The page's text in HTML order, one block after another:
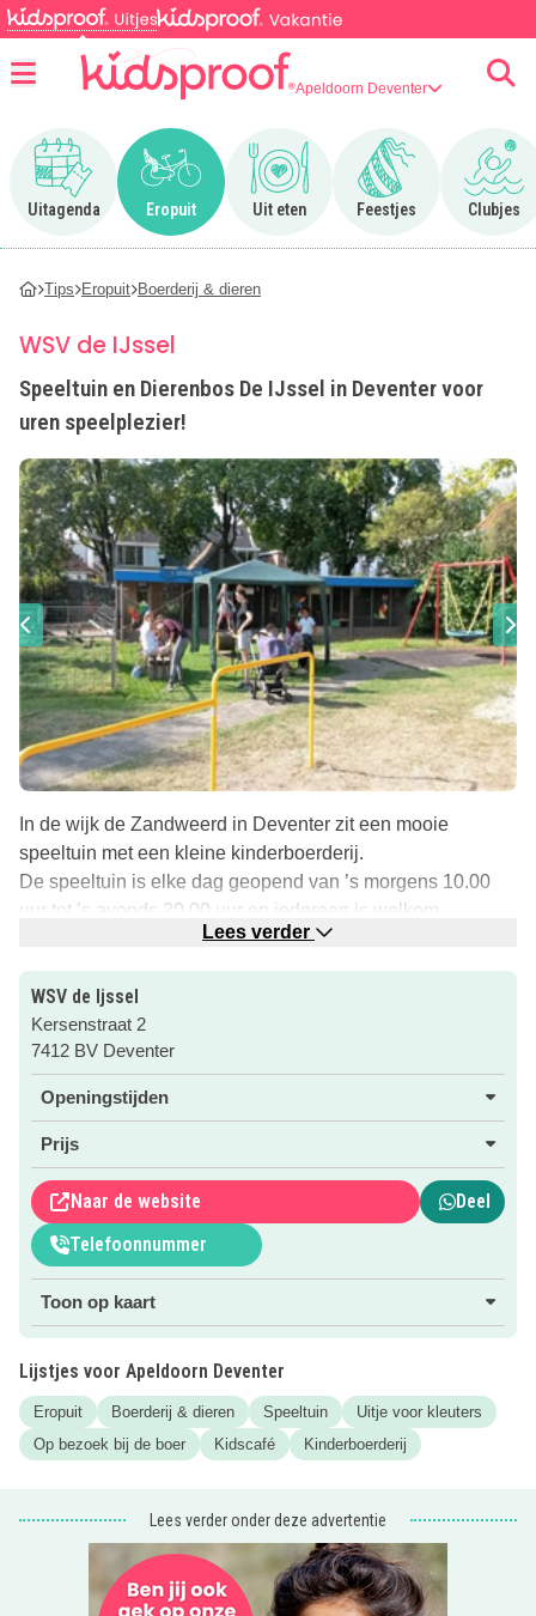
Apeldoorn Deventer
Uitagenda
Ga naar Uitagenda
Eropuit
Ga naar Eropuit
Uit eten
Ga naar Uit eten
Feestjes
Ga naar Feestjes
Clubjes
Ga
Tips Eropuit Boerderij & dieren
WSV de IJssel
Speeltuin en Dierenbos De IJssel in Deventer voor
uren speelplezier!
In de wijk de Zandweerd in Deventer zit een mooie
speeltuin met een kleine kinderboerderij.
De speeltuin is elke dag geopend van ’s morgens 10.00
uur tot ’s avonds 20.00 uur en iedereen is welkom.
En als je er dan toch lekker een dagje komt spelen:
bezoek dan ook eens het gezellige terras voor een
drankje, iets lekkers of met mooi weer een lekker ijsje.
Deze speeltuin heeft ook een kleine kinderboerij die ze het
dierenbos noemen. Er zijn cavia´s, kippen, konijnen,
vogels en geitjes. De dieren hebben hun eigen ‘speeltuin’
Klik voor meer informatie op de roze button!
Inspiratie nodig voor het organiseren van een
kinderfeestje? Kidsproof Apeldoorn heeft
allekinderfeestjes in de regio voor je op een rij gezet!
Lees verder
WSV de Ijssel
Kersenstraat 2
7412 BV Deventer
Openingstijden
Prijs
Naar de website
Deel
Telefoonnummer
Toon op kaart
Lijstjes voor Apeldoorn Deventer
Eropuit Boerderij & dieren Speeltuin
Uitje voor kleuters
Op bezoek bij de boer
Kidscafé Kinderboerderij
Lees verder onder deze advertentie